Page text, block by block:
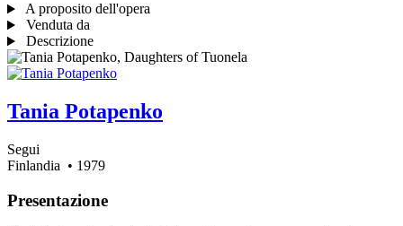
A proposito dell'opera
Venduta da
Descrizione
Tania Potapenko
Segui
Finlandia • 1979
Presentazione